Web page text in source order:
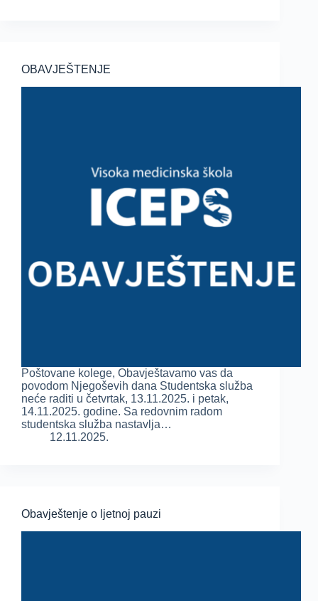
OBAVJEŠTENJE
Poštovane kolege, Obavještavamo vas da
povodom Njegoševih dana Studentska služba
neće raditi u četvrtak, 13.11.2025. i petak,
14.11.2025. godine. Sa redovnim radom
studentska služba nastavlja…
12.11.2025.
Obavještenje o ljetnoj pauzi